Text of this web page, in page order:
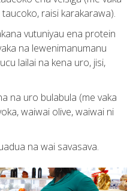
raisi karakarawa).
vutuniyau ena protein
na lewenimanumanu
lailai na kena uro, jisi,
na uro bulabula (me vaka
waiwai olive, waiwai ni
na wai savasava.